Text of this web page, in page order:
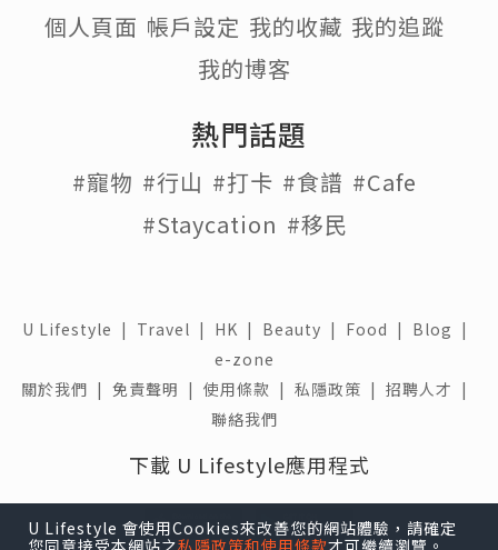
個人頁面 帳戶設定 我的收藏 我的追蹤
我的博客
熱門話題
#寵物 #行山 #打卡 #食譜 #Cafe
#Staycation #移民
U Lifestyle | Travel | HK | Beauty | Food | Blog |
e-zone
關於我們 | 免責聲明 | 使用條款 | 私隱政策 | 招聘人才 |
聯絡我們
下載 U Lifestyle應用程式
U Lifestyle 會使用Cookies來改善您的網站體驗，請確定
您同意接受本網站之私隱政策和使用條款才可繼續瀏覽。